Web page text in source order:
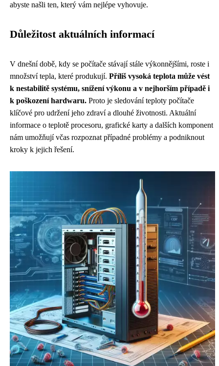
abyste našli ten, který vám nejlépe vyhovuje.
Důležitost aktuálních informací
V dnešní době, kdy se počítače stávají stále výkonnějšími, roste i
množství tepla, které produkují. Příliš vysoká teplota může vést
k nestabilitě systému, snížení výkonu a v nejhorším případě i
k poškození hardwaru. Proto je sledování teploty počítače
klíčové pro udržení jeho zdraví a dlouhé životnosti. Aktuální
informace o teplotě procesoru, grafické karty a dalších komponent
nám umožňují včas rozpoznat případné problémy a podniknout
kroky k jejich řešení.